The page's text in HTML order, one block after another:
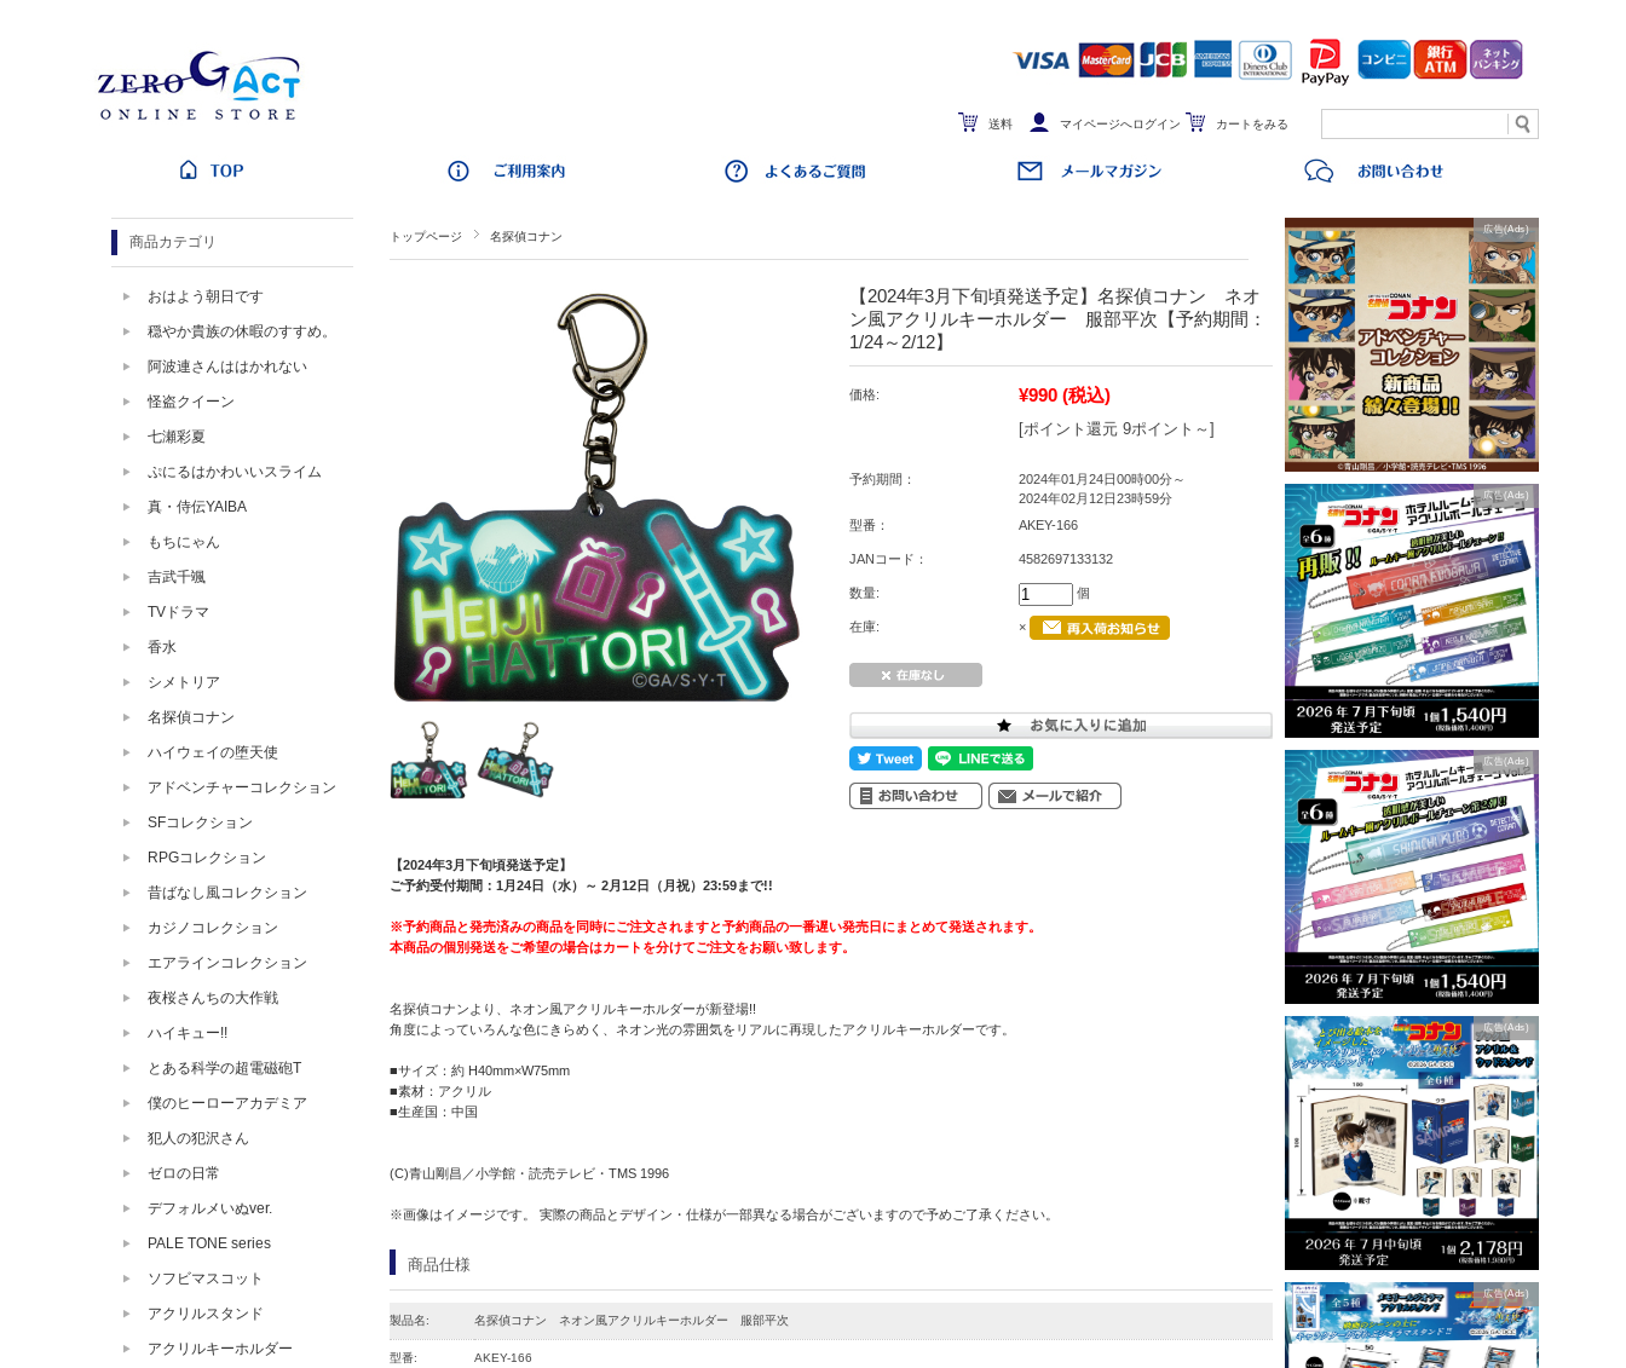
送料 マイページへログイン カートをみる
広告(Ads)
広告(Ads)
広告(Ads)
広告(Ads)
広告(Ads)
トップページ 名探偵コナン
【2024年3月下旬頃発送予定】名探偵コナン ネオ
ン風アクリルキーホルダー 服部平次【予約期間：
1/24～2/12】
価格: ¥990 (税込)
[ポイント還元 9ポイント～]
予約期間：
2024年01月24日00時00分～
2024年02月12日23時59分
型番：
AKEY-166
JANコード： 4582697133132
数量: 個
在庫: ×
【2024年3月下旬頃発送予定】
ご予約受付期間：1月24日（水）～ 2月12日（月祝）23:59まで!!
※予約商品と発売済みの商品を同時にご注文されますと予約商品の一番遅い発売日にまとめて発送されます。
本商品の個別発送をご希望の場合はカートを分けてご注文をお願い致します。
名探偵コナンより、ネオン風アクリルキーホルダーが新登場!!
角度によっていろんな色にきらめく、ネオン光の雰囲気をリアルに再現したアクリルキーホルダーです。
■サイズ：約 H40mm×W75mm
■素材：アクリル
■生産国：中国
(C)青山剛昌／小学館・読売テレビ・TMS 1996
※画像はイメージです。 実際の商品とデザイン・仕様が一部異なる場合がございますので予めご了承ください。
商品仕様
製品名: 名探偵コナン ネオン風アクリルキーホルダー 服部平次
型番: AKEY-166
商品カテゴリ
おはよう朝日です
穏やか貴族の休暇のすすめ。
阿波連さんははかれない
怪盗クイーン
七瀬彩夏
ぷにるはかわいいスライム
真・侍伝YAIBA
もちにゃん
吉武千颯
TVドラマ
香水
シメトリア
名探偵コナン
ハイウェイの堕天使
アドベンチャーコレクション
SFコレクション
RPGコレクション
昔ばなし風コレクション
カジノコレクション
エアラインコレクション
夜桜さんちの大作戦
ハイキュー!!
とある科学の超電磁砲T
僕のヒーローアカデミア
犯人の犯沢さん
ゼロの日常
デフォルメいぬver.
PALE TONE series
ソフビマスコット
アクリルスタンド
アクリルキーホルダー